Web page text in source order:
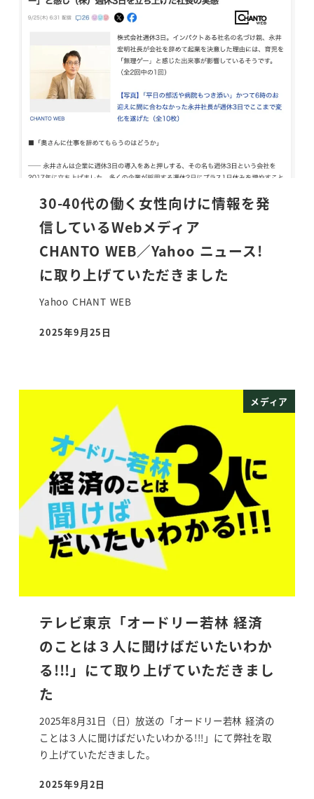
30-40代の働く女性向けに情報を発
信しているWebメディア
CHANTO WEB／Yahoo ニュース!
に取り上げていただきました
Yahoo CHANT WEB
投稿日
2025年9月25日
メディア
テレビ東京「オードリー若林 経済
のことは３人に聞けばだいたいわか
る!!!」にて取り上げていただきまし
た
2025年8月31日（日）放送の「オードリー若林 経済の
ことは３人に聞けばだいたいわかる!!!」にて弊社を取
り上げていただきました。
投稿日
2025年9月2日